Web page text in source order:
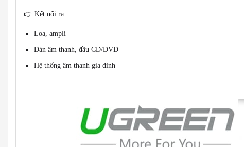
👉 Kết nối ra:
Loa, ampli
Dàn âm thanh, đầu CD/DVD
Hệ thống âm thanh gia đình